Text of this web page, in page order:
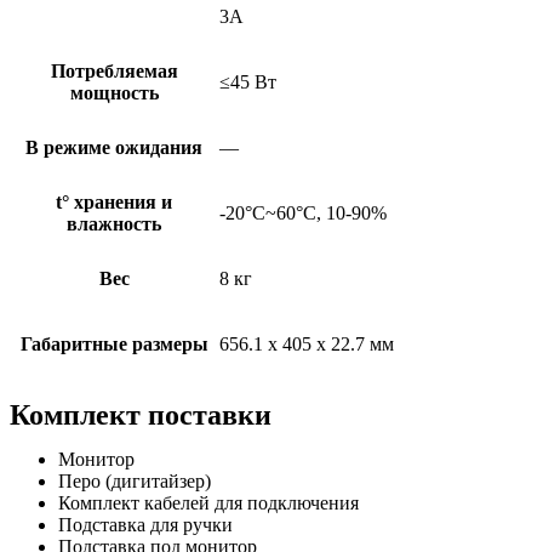
3А
Потребляемая
мощность
≤45 Вт
В режиме ожидания —
t° хранения и
влажность
-20°C~60°C, 10-90%
Вес 8 кг
Габаритные размеры 656.1 x 405 x 22.7 мм
Комплект поставки
Монитор
Перо (дигитайзер)
Комплект кабелей для подключения
Подставка для ручки
Подставка под монитор